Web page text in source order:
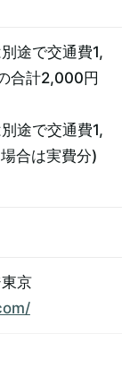
途で交通費1,
合計2,000円
途で交通費1,
合は実費分)
京